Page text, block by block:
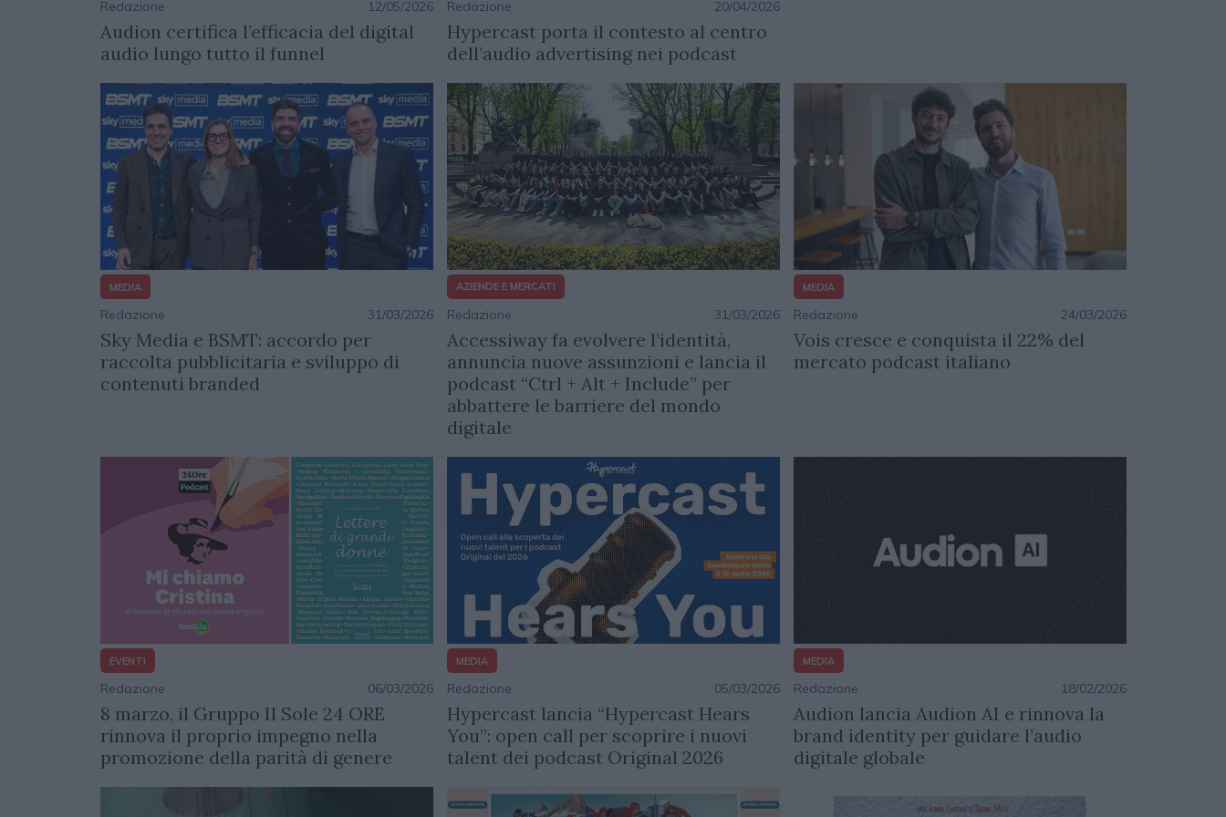
Redazione 12/05/2026
Audion certifica l’efficacia del digital
audio lungo tutto il funnel
Redazione 20/04/2026
Hypercast porta il contesto al centro
dell’audio advertising nei podcast
MEDIA
Redazione 31/03/2026
Sky Media e BSMT: accordo per
raccolta pubblicitaria e sviluppo di
contenuti branded
AZIENDE E MERCATI
Redazione 31/03/2026
Accessiway fa evolvere l’identità,
annuncia nuove assunzioni e lancia il
podcast “Ctrl + Alt + Include” per
abbattere le barriere del mondo
digitale
MEDIA
Redazione 24/03/2026
Vois cresce e conquista il 22% del
mercato podcast italiano
EVENTI
Redazione 06/03/2026
8 marzo, il Gruppo Il Sole 24 ORE
rinnova il proprio impegno nella
promozione della parità di genere
MEDIA
Redazione 05/03/2026
Hypercast lancia “Hypercast Hears
You”: open call per scoprire i nuovi
talent dei podcast Original 2026
MEDIA
Redazione 18/02/2026
Audion lancia Audion AI e rinnova la
brand identity per guidare l’audio
digitale globale